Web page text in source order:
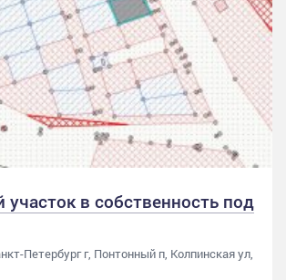
в собственность под
Петербург г, Понтонный п, Колпинская ул,